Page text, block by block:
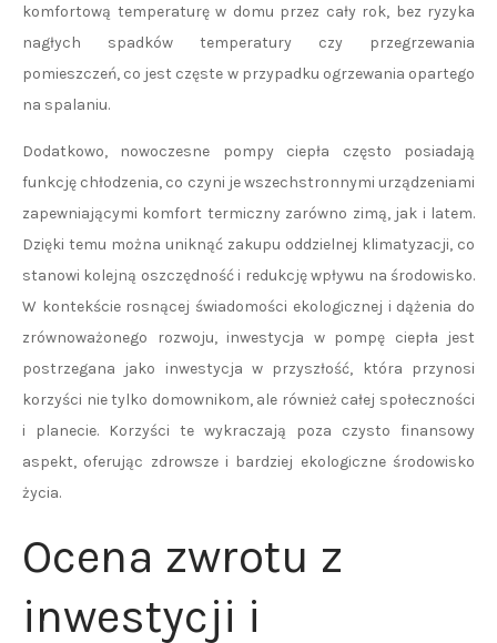
komfortową temperaturę w domu przez cały rok, bez ryzyka
nagłych spadków temperatury czy przegrzewania
pomieszczeń, co jest częste w przypadku ogrzewania opartego
na spalaniu.
Dodatkowo, nowoczesne pompy ciepła często posiadają
funkcję chłodzenia, co czyni je wszechstronnymi urządzeniami
zapewniającymi komfort termiczny zarówno zimą, jak i latem.
Dzięki temu można uniknąć zakupu oddzielnej klimatyzacji, co
stanowi kolejną oszczędność i redukcję wpływu na środowisko.
W kontekście rosnącej świadomości ekologicznej i dążenia do
zrównoważonego rozwoju, inwestycja w pompę ciepła jest
postrzegana jako inwestycja w przyszłość, która przynosi
korzyści nie tylko domownikom, ale również całej społeczności
i planecie. Korzyści te wykraczają poza czysto finansowy
aspekt, oferując zdrowsze i bardziej ekologiczne środowisko
życia.
Ocena zwrotu z
inwestycji i